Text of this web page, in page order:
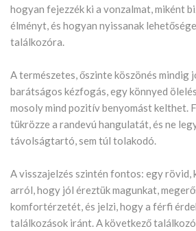
hogyan fejezzék ki a vonzalmat, miként
élményt, és hogyan nyissanak
találkozóra.
A természetes, őszinte köszönés mindig
barátságos kézfogás, egy könnyed
mosoly mind pozitív benyomást kelthet.
tükrözze a randevú hangulatát, és ne
távolságtartó, sem túl tolakodó.
A visszajelzés szintén fontos: egy rövid,
arról, hogy jól éreztük magunkat,
komfortérzetét, és jelzi, hogy a férfi
találkozások iránt. A következő